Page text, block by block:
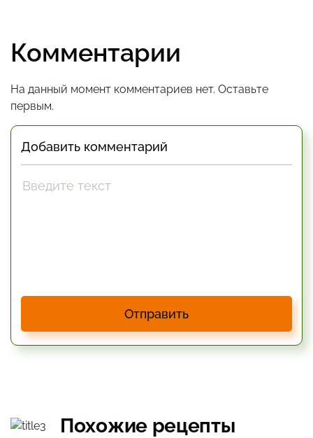
Комментарии
На данный момент комментариев нет. Оставьте
первым.
Добавить комментарий
Отправить
Похожие рецепты